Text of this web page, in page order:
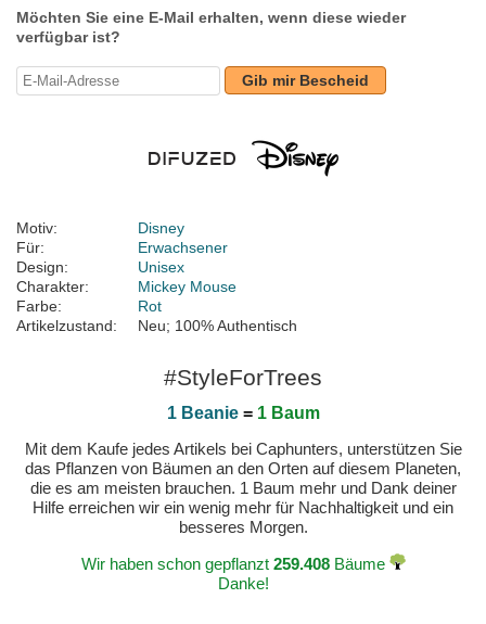
Möchten Sie eine E-Mail erhalten, wenn diese wieder
verfügbar ist?
Gib mir Bescheid
Motiv:
Disney
Für:
Erwachsener
Design:
Unisex
Charakter:
Mickey Mouse
Farbe:
Rot
Artikelzustand:
Neu; 100% Authentisch
#StyleForTrees
1 Beanie= 1 Baum
Mit dem Kaufe jedes Artikels bei Caphunters, unterstützen Sie
das Pflanzen von Bäumen an den Orten auf diesem Planeten,
die es am meisten brauchen. 1 Baum mehr und Dank deiner
Hilfe erreichen wir ein wenig mehr für Nachhaltigkeit und ein
besseres Morgen.
Wir haben schon gepflanzt 259.408Bäume
Danke!